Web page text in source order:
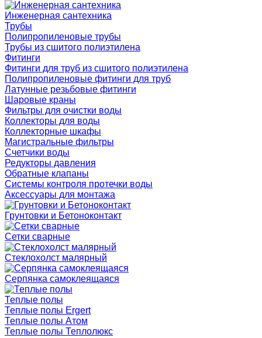
Инженерная сантехника
Трубы
Полипропиленовые трубы
Трубы из сшитого полиэтилена
Фитинги
Фитинги для труб из сшитого полиэтилена
Полипропиленовые фитинги для труб
Латунные резьбовые фитинги
Шаровые краны
Фильтры для очистки воды
Коллекторы для воды
Коллекторные шкафы
Магистральные фильтры
Счетчики воды
Редукторы давления
Обратные клапаны
Системы контроля протечки воды
Аксессуары для монтажа
Грунтовки и Бетоноконтакт
Сетки сварные
Cтеклохолст малярный
Серпянка самоклеящаяся
Теплые полы
Теплые полы Ergert
Теплые полы Атом
Теплые полы Теплолюкс